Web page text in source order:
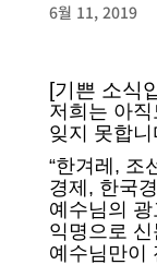
6월 11, 2019
[기쁜 소식
저희는 아
잊지 못합니
“한겨레, 조
경제, 한국
예수님의
익명으로
예수님만이